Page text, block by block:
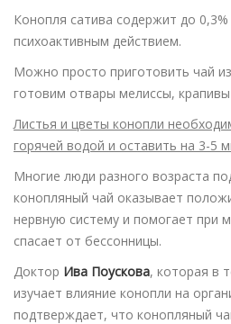
Конопля сатива содержит до
психоактивным действием.
Можно просто приготовить чай
готовим отвары мелиссы, крапивы
Листья и цветы конопли
горячей водой и оставить на 3-5
Многие люди разного возраста
конопляный чай оказывает
нервную систему и помогает при
спасает от бессонницы.
Доктор Ива Поускова, которая в
изучает влияние конопли на
подтверждает, что конопляный